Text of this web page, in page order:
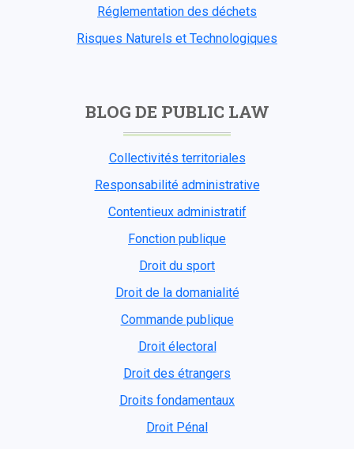
Réglementation des déchets
Risques Naturels et Technologiques
BLOG DE PUBLIC LAW
Collectivités territoriales
Responsabilité administrative
Contentieux administratif
Fonction publique
Droit du sport
Droit de la domanialité
Commande publique
Droit électoral
Droit des étrangers
Droits fondamentaux
Droit Pénal